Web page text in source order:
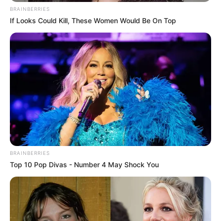
νεκρό
Πότε θα έρθει το ρεύμα στη Χαλκίδα;
Ακολουθήστε το evianews.com στοGoogle
News
ΤΑ ΠΙΟ ΔΗΜΟΦΙΛΗ
BRAINBERRIES
If Looks Could Kill, These Women Would Be On Top
BRAINBERRIES
Top 10 Pop Divas - Number 4 May Shock You